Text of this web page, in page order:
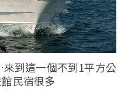
到這一個不到1平方公
民宿很多